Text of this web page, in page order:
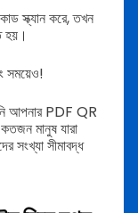
স্ক্যান করে, তখন
হয়।
সময়েও!
আপনার PDF QR
মানুষ যারা
সংখ্যা সীমাবদ্ধ